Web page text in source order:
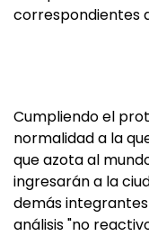
correspondientes
Cumpliendo el
normalidad a la
que azota al
ingresarán a la
demás
análisis "no